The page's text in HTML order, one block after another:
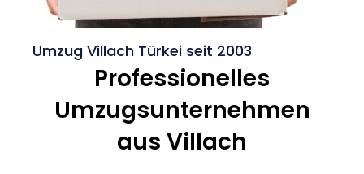
Umzug Villach Türkei seit 2003
Professionelles
Umzugsunternehmen
aus Villach